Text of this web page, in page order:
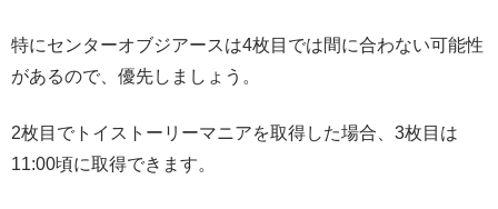
特にセンターオブジアースは4枚目では間に合わない可能性
があるので、優先しましょう。
2枚目でトイストーリーマニアを取得した場合、3枚目は
11:00頃に取得できます。